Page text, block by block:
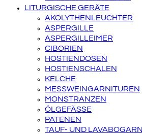
LITURGISCHE GERÄTE
AKOLYTHENLEUCHTER
ASPERGILLE
ASPERGILLEIMER
CIBORIEN
HOSTIENDOSEN
HOSTIENSCHALEN
KELCHE
MESSWEINGARNITUREN
MONSTRANZEN
ÖLGEFÄSSE
PATENEN
TAUF- UND